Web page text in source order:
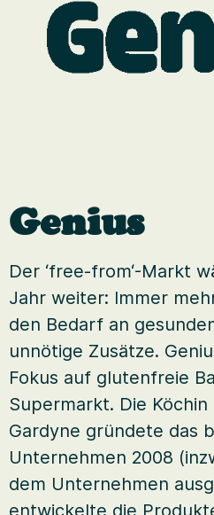
Genius
Der ‘free-from‘-Markt
Jahr weiter: Immer
den Bedarf an
unnötige Zusätze.
Fokus auf glutenfreie
Supermarkt. Die
Gardyne gründete das
Unternehmen 2008
dem Unternehmen
entwickelte die